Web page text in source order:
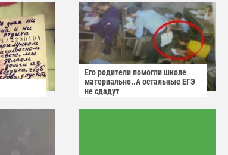
Его родители помогли школе
материально..А остальные ЕГЭ
не сдадут